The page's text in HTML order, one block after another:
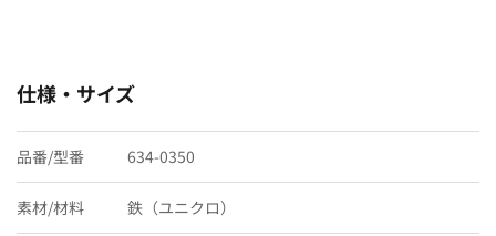
仕様・サイズ
品番/型番 634-0350
素材/材料 鉄（ユニクロ）